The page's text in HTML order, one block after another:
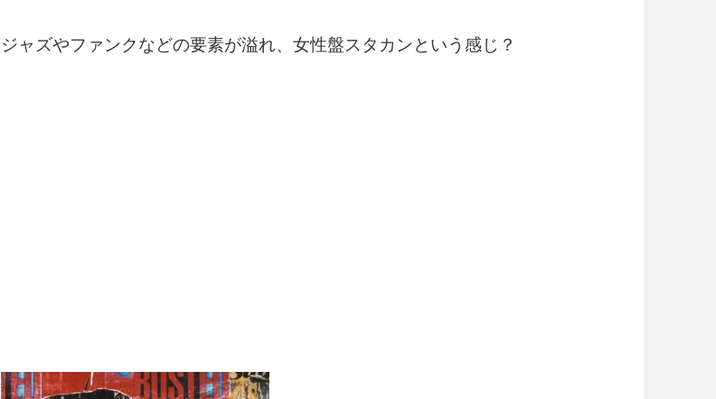
ジャズやファンクなどの要素が溢れ、女性盤スタカンという感じ？